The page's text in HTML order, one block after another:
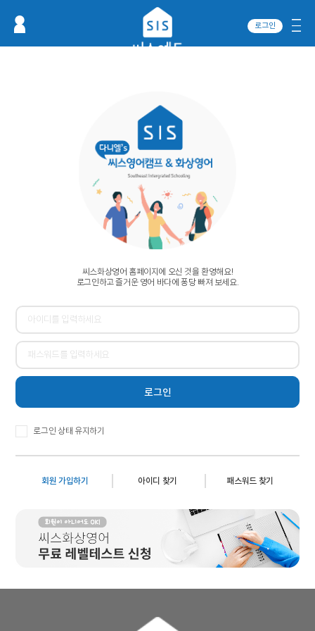
로그인
씨스화상영어 홈페이지에 오신 것을 환영해요!
로그인하고 즐거운 영어 바다에 퐁당 빠져 보세요.
로그인 상태 유지하기
회원 가입하기 아이디 찾기 패스워드 찾기